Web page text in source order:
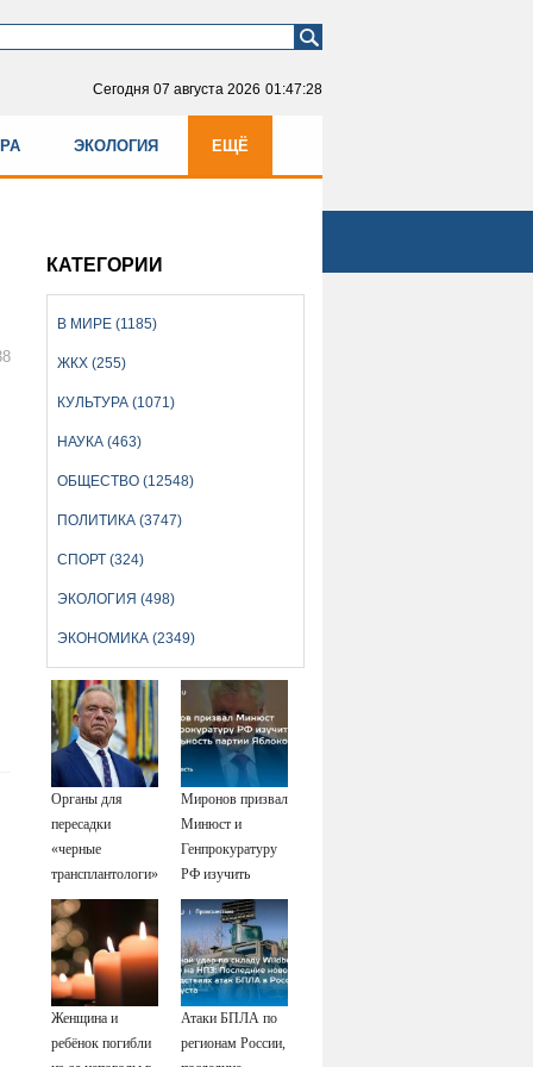
Сегодня 07 августа 2026 01:47:28
ЭКОЛОГИЯ ЕЩЁ
КАТЕГОРИИ
В МИРЕ (1185)
ЖКХ (255)
КУЛЬТУРА (1071)
НАУКА (463)
ОБЩЕСТВО (12548)
ПОЛИТИКА (3747)
СПОРТ (324)
ЭКОЛОГИЯ (498)
ЭКОНОМИКА (2349)
Органы для
пересадки
«черные
трансплантологи»
извлекали у еще
живых пациентов
Миронов призвал
Минюст и
Генпрокуратуру
РФ изучить
деятельность
партии Яблоко
Женщина и
ребёнок погибли
Атаки БПЛА по
регионам России,